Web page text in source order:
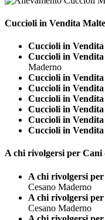
Cuccioli in Vendita
Cuccioli in Vendita
Cuccioli in
Maderno
Cuccioli in
Cuccioli in Vendita
Cuccioli in
Cuccioli in
Cuccioli in Vendita
Cuccioli in Vendita
A chi rivolgersi per Cani
A chi rivolgersi
Cesano Maderno
A chi rivolgersi
Cesano Maderno